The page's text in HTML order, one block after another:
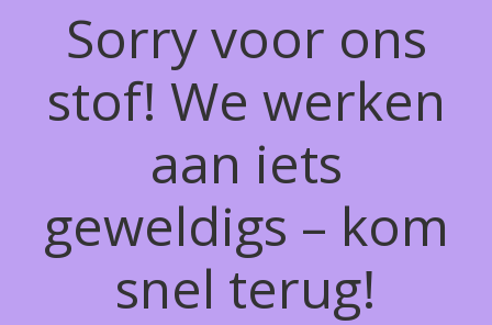
Sorry voor ons
stof! We werken
aan iets
geweldigs – kom
snel terug!